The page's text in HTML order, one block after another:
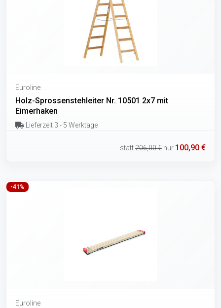
Euroline
Holz-Sprossenstehleiter Nr. 10501 2x7 mit
Eimerhaken
Lieferzeit 3 - 5 Werktage
statt206,00 € nur 100,90 €
-41%
Euroline